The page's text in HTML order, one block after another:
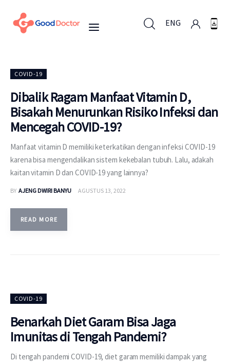
ENG
Untuk Bisnis
Untuk Anda
Mengapa Good Doctor
Berita
Layanan
COVID-19
Dibalik Ragam Manfaat Vitamin D,
Bisakah Menurunkan Risiko Infeksi dan
Mencegah COVID-19?
Manfaat vitamin D memiliki keterkatikan dengan infeksi COVID-19
karena bisa mengendalikan sistem kekebalan tubuh. Lalu, adakah
kaitan vitamin D dan COVID-19 yang lainnya?
BY AJENG DWIRI BANYU AGUSTUS 13, 2022
READ MORE
COVID-19
Benarkah Diet Garam Bisa Jaga
Imunitas di Tengah Pandemi?
Di tengah pandemi COVID-19, diet garam memiliki dampak yang